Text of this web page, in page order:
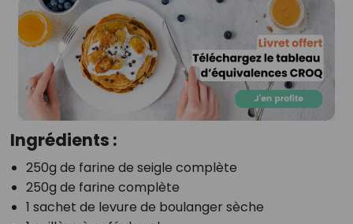
Ingrédients :
250g de farine de seigle complète
250g de farine complète
1 sachet de levure de boulanger sèche